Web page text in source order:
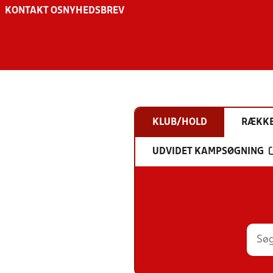
KONTAKT OS NYHEDSBREV
KLUB/HOLD
UDVIDET KAMPSØGNING